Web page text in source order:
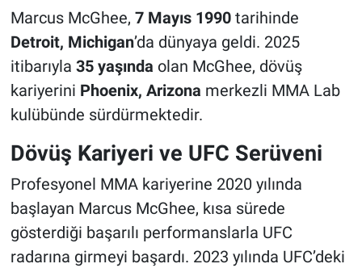
Marcus McGhee, 7 Mayıs 1990tarihinde
Detroit, Michigan’da dünyaya geldi. 2025
itibarıyla 35 yaşında olan McGhee, dövüş
kariyerini Phoenix, Arizona merkezli MMA Lab
kulübünde sürdürmektedir.
Dövüş Kariyeri ve UFC Serüveni
Profesyonel MMA kariyerine 2020 yılında
başlayan Marcus McGhee, kısa sürede
gösterdiği başarılı performanslarla UFC
radarına girmeyi başardı. 2023 yılında UFC’deki